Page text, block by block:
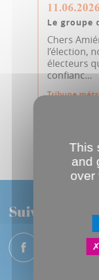
11.06.2026
Le groupe
Chers
l’élection,
électeurs
confianc...
Tribune
Suivez-nous
This
and
over